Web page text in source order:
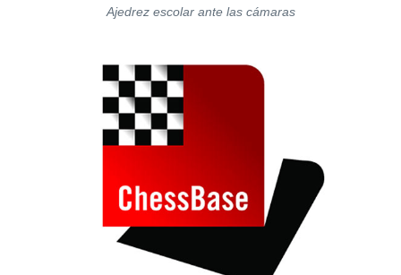
Ajedrez escolar ante las cámaras